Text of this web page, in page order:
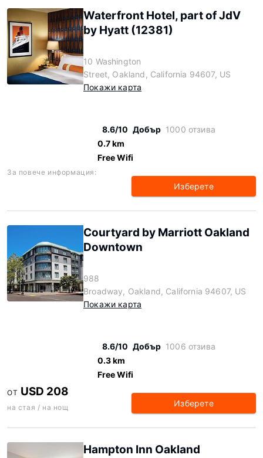
Waterfront Hotel, part of JdV
by Hyatt (12381)
10 Washington
Street, Oakland, California 94607, US
Покажи карта
8.6/10 Добър 1000 отзива
0.7 km
Free Wifi
За повече информация:
Изберете
Courtyard by Marriott Oakland
Downtown
988
Broadway, Oakland, California 94607, US
Покажи карта
8.6/10 Добър 1006 отзива
0.3 km
Free Wifi
ОТ USD 208
на стая / на нощ Изберете
Hampton Inn Oakland